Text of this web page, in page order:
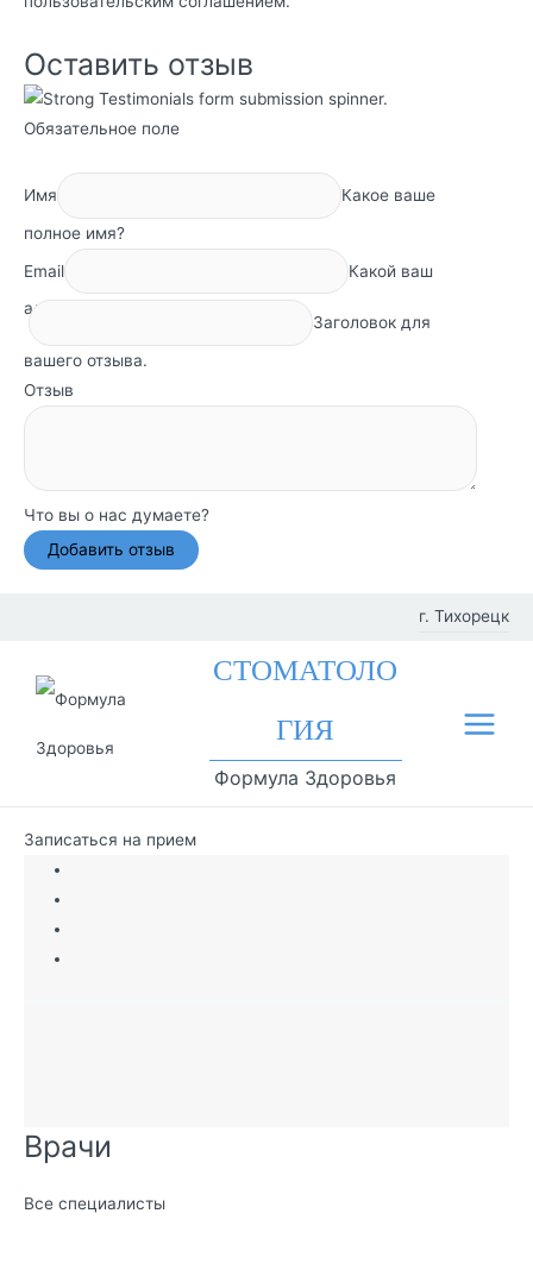
Оставить отзыв
Обязательное поле
Имя
Какое ваше
полное имя?
Email
Какой ваш
адрес электронной почты?
Заголовок для
вашего отзыва.
Отзыв
Что вы о нас думаете?
г. Тихорецк
СТОМАТОЛО
ГИЯ
Формула Здоровья
Main
Записаться на прием
Врачи
Все специалисты